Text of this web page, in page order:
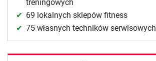
treningowych
69 lokalnych sklepów fitness
75 własnych techników serwisowych